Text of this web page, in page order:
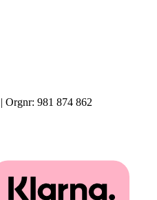
Orgnr: 981 874 862